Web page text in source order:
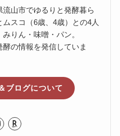
山市でゆるりと発酵暮ら
スコ（6歳、4歳）との4人
りん・味噌・パン。
の情報を発信していま
ブログについて